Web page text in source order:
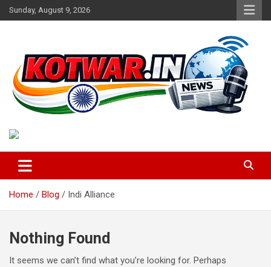
Skip
to
Sunday, August 9, 2026
kotwar.in
Home Blog Indi Alliance
Nothing Found
It seems we can’t find what you’re looking for. Perhaps